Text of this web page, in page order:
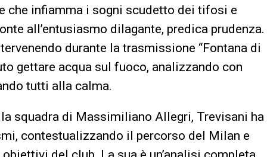
che infiamma i sogni scudetto dei tifosi e
all’entusiasmo dilagante, predica prudenza.
durante la trasmissione “Fontana di
gettare acqua sul fuoco, analizzando con
tutti alla calma.
squadra di Massimiliano Allegri, Trevisani ha
contestualizzando il percorso del Milan e